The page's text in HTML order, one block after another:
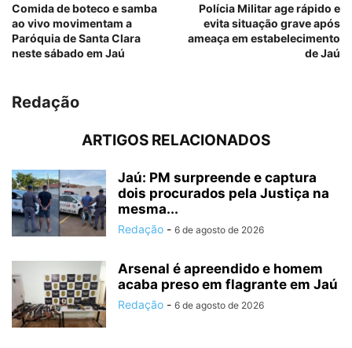
Comida de boteco e samba
ao vivo movimentam a
Paróquia de Santa Clara
neste sábado em Jaú
Polícia Militar age rápido e
evita situação grave após
ameaça em estabelecimento
de Jaú
Redação
ARTIGOS RELACIONADOS
Jaú: PM surpreende e captura
dois procurados pela Justiça na
mesma...
Redação - 6 de agosto de 2026
Arsenal é apreendido e homem
acaba preso em flagrante em Jaú
Redação - 6 de agosto de 2026